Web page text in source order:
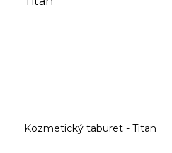
Kozmetický taburet - Titan